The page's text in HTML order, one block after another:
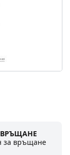
за връщане